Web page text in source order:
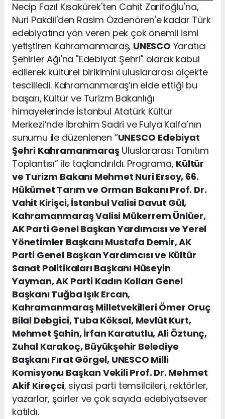
Necip Fazıl Kısakürek'ten Cahit Zarifoğlu'na,
Nuri Pakdil'den Rasim Özdenören'e kadar Türk
edebiyatına yön veren pek çok önemli ismi
yetiştiren Kahramanmaraş, UNESCO Yaratıcı
Şehirler Ağı'na "Edebiyat Şehri" olarak kabul
edilerek kültürel birikimini uluslararası ölçekte
tescilledi. Kahramanmaraş’ın elde ettiği bu
başarı, Kültür ve Turizm Bakanlığı
himayelerinde İstanbul Atatürk Kültür
Merkezi’nde İbrahim Sadri ve Fulya Kalfa’nın
sunumu ile düzenlenen “UNESCO Edebiyat
Şehri KahramanmaraşUluslararası Tanıtım
Toplantısı” ile taçlandırıldı. Programa, Kültür
ve Turizm Bakanı Mehmet Nuri Ersoy, 66.
Hükümet Tarım ve Orman Bakanı Prof. Dr.
Vahit Kirişci, İstanbul Valisi Davut Gül,
Kahramanmaraş Valisi Mükerrem Ünlüer,
AK Parti Genel Başkan Yardımcısı ve Yerel
Yönetimler Başkanı Mustafa Demir, AK
Parti Genel Başkan Yardımcısı ve Kültür
Sanat Politikaları Başkanı Hüseyin
Yayman, AK Parti Kadın Kolları Genel
Başkanı Tuğba Işık Ercan,
Kahramanmaraş Milletvekilleri Ömer Oruç
Bilal Debgici, Tuba Köksal, Mevlüt Kurt,
Mehmet Şahin, İrfan Karatutlu, Ali Öztunç,
Zuhal Karakoç, Büyükşehir Belediye
Başkanı Fırat Görgel, UNESCO Milli
Komisyonu Başkan Vekili Prof. Dr. Mehmet
Akif Kireçci, siyasi parti temsilcileri, rektörler,
yazarlar, şairler ve çok sayıda edebiyatsever
katıldı.